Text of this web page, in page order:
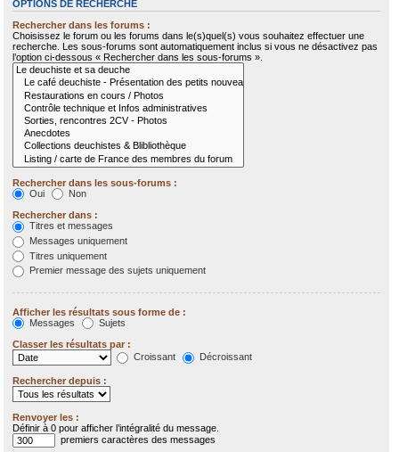
OPTIONS DE RECHERCHE
Rechercher dans les forums :
Choisissez le forum ou les forums dans le(s)quel(s) vous souhaitez effectuer une
recherche. Les sous-forums sont automatiquement inclus si vous ne désactivez pas
l’option ci-dessous « Rechercher dans les sous-forums ».
Rechercher dans les sous-forums :
Oui
Non
Rechercher dans :
Titres et messages
Messages uniquement
Titres uniquement
Premier message des sujets uniquement
Afficher les résultats sous forme de :
Messages
Sujets
Classer les résultats par :
Croissant
Décroissant
Rechercher depuis :
Renvoyer les :
Définir à 0 pour afficher l’intégralité du message.
premiers caractères des messages